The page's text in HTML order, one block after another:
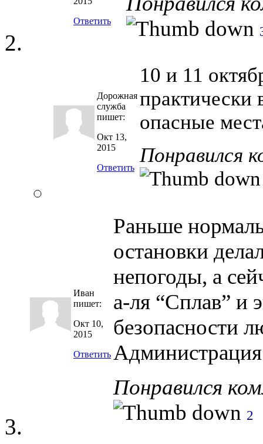
Ответить
Дорожная
служба
пишет:
Окт 13,
2015
Ответить
10 и 11
опасные
Понравился
Иван
пишет:
Окт 10,
2015
Ответить
Раньше
остановки
непогоды, а
а-ля “Сплав” и
безопасности
Понравился
2